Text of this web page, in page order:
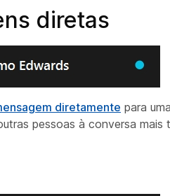
diretas
diretamente para
pessoas à conversa mais